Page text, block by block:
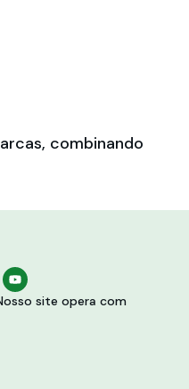
combinando
site opera com